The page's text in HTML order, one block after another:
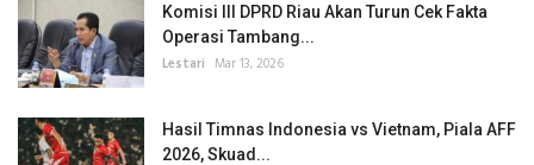
Komisi III DPRD Riau Akan Turun Cek Fakta
Operasi Tambang...
Lestari Mar 13, 2026
Hasil Timnas Indonesia vs Vietnam, Piala AFF
2026, Skuad...